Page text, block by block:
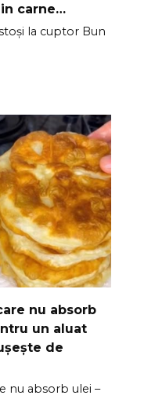
carne…
la cuptor Bun
nu absorb
un aluat
de
nu absorb ulei –